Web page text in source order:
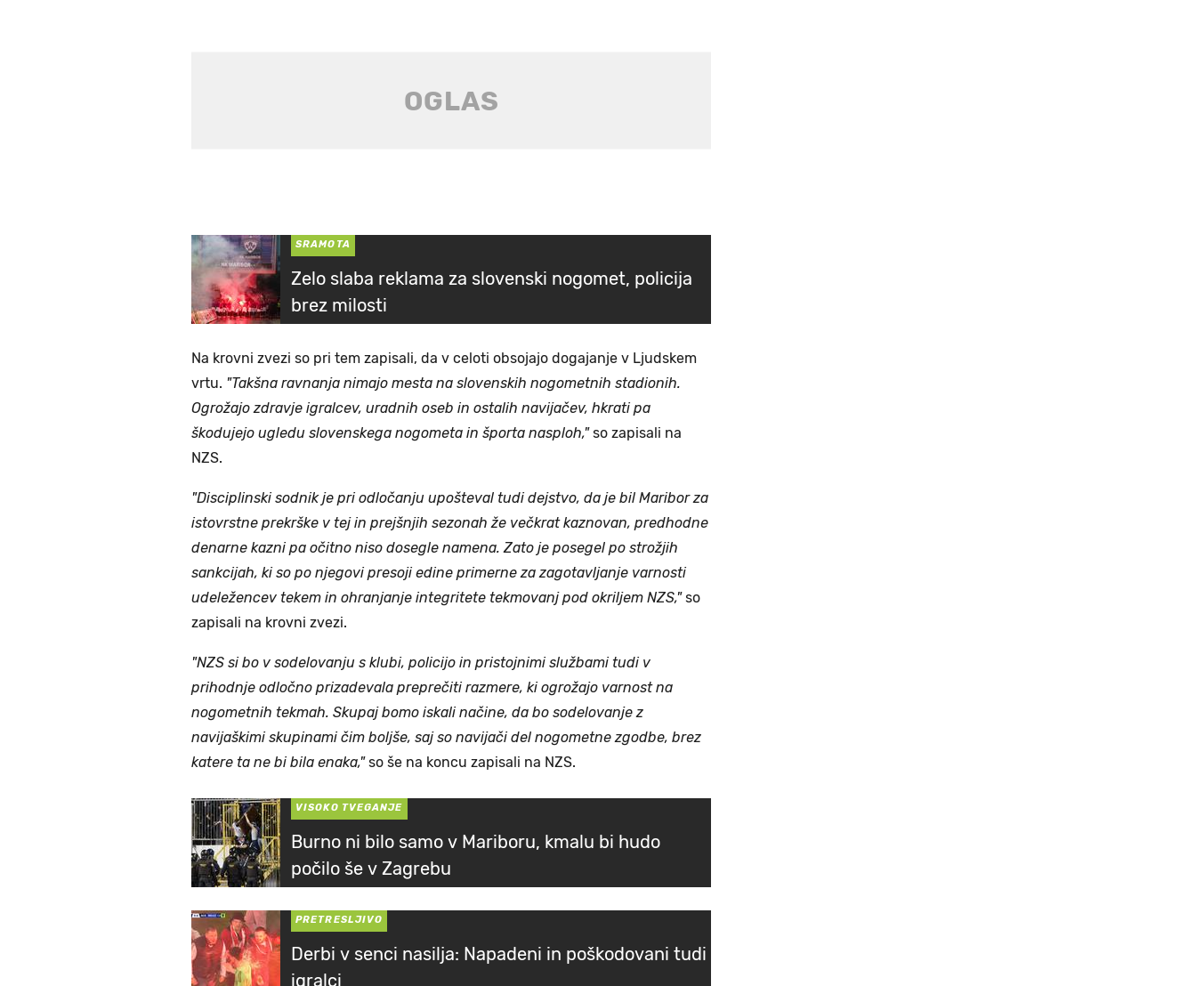
SRAMOTA
Zelo slaba reklama za slovenski nogomet, policija
brez milosti
Na krovni zvezi so pri tem zapisali, da v celoti obsojajo dogajanje v Ljudskem
vrtu. "Takšna ravnanja nimajo mesta na slovenskih nogometnih stadionih.
Ogrožajo zdravje igralcev, uradnih oseb in ostalih navijačev, hkrati pa
škodujejo ugledu slovenskega nogometa in športa nasploh,"so zapisali na
NZS.
"Disciplinski sodnik je pri odločanju upošteval tudi dejstvo, da je bil Maribor za
istovrstne prekrške v tej in prejšnjih sezonah že večkrat kaznovan, predhodne
denarne kazni pa očitno niso dosegle namena. Zato je posegel po strožjih
sankcijah, ki so po njegovi presoji edine primerne za zagotavljanje varnosti
udeležencev tekem in ohranjanje integritete tekmovanj pod okriljem NZS,"so
zapisali na krovni zvezi.
"NZS si bo v sodelovanju s klubi, policijo in pristojnimi službami tudi v
prihodnje odločno prizadevala preprečiti razmere, ki ogrožajo varnost na
nogometnih tekmah. Skupaj bomo iskali načine, da bo sodelovanje z
navijaškimi skupinami čim boljše, saj so navijači del nogometne zgodbe, brez
katere ta ne bi bila enaka,"so še na koncu zapisali na NZS.
VISOKO TVEGANJE
Burno ni bilo samo v Mariboru, kmalu bi hudo
počilo še v Zagrebu
PRETRESLJIVO
Derbi v senci nasilja: Napadeni in poškodovani tudi
igralci